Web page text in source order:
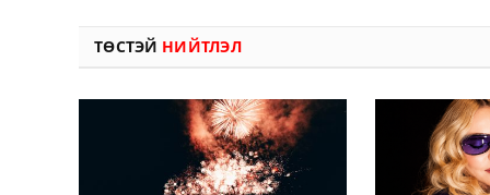
ТӨСТЭЙ НИЙТЛЭЛ